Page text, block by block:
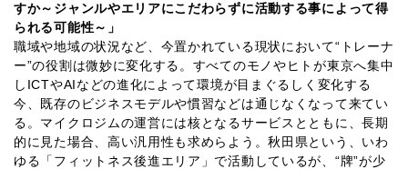
すか～ジャンルやエリアにこだわらずに活動する事によって得
られる可能性～」
職域や地域の状況など、今置かれている現状において“トレーナ
ー”の役割は微妙に変化する。すべてのモノやヒトが東京へ集中
しICTやAIなどの進化によって環境が目まぐるしく変化する
今、既存のビジネスモデルや慣習などは通じなくなって来てい
る。マイクロジムの運営には核となるサービスとともに、長期
的に見た場合、高い汎用性も求めらよう。秋田県という、いわ
ゆる「フィットネス後進エリア」で活動しているが、“牌”が少